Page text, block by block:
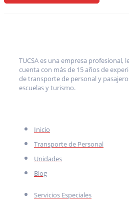
TUCSA es una empresa
cuenta con más de 15 años de
de transporte de personal y
escuelas y turismo.
Inicio
Transporte de Personal
Unidades
Blog
Servicios Especiales